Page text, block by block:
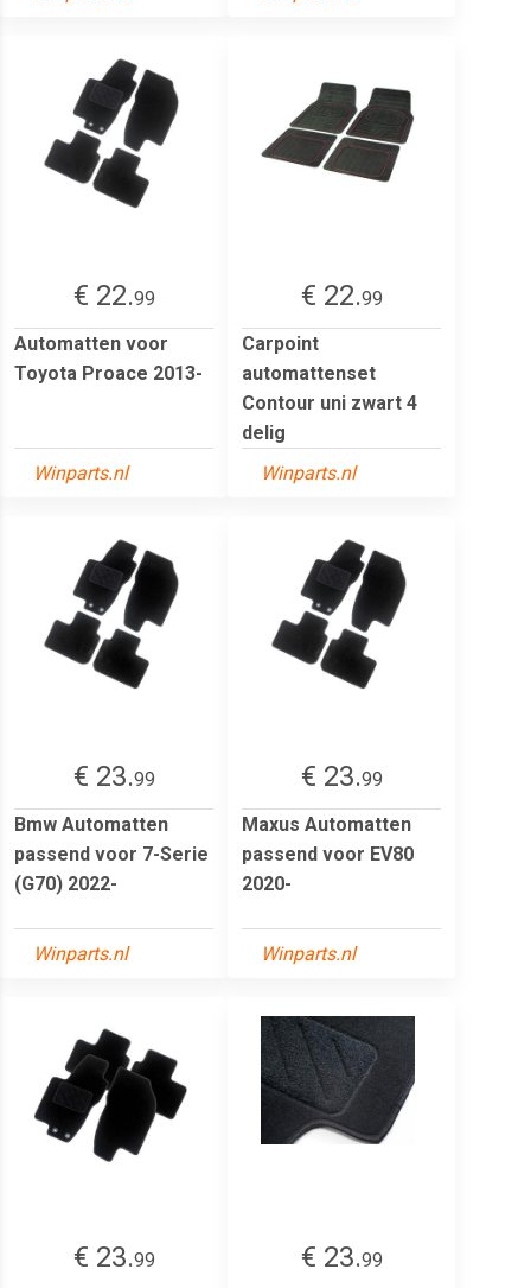
€ 22.99
Automatten voor
Toyota Proace 2013-
Winparts.nl
€ 22.99
Carpoint
automattenset
Contour uni zwart 4
delig
Winparts.nl
€ 23.99
Bmw Automatten
passend voor 7-Serie
(G70) 2022-
Winparts.nl
€ 23.99
Maxus Automatten
passend voor EV80
2020-
Winparts.nl
€ 23.99 € 23.99